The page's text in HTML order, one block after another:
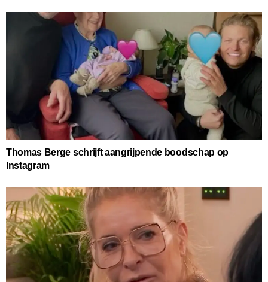
Thomas Berge schrijft aangrijpende boodschap op
Instagram